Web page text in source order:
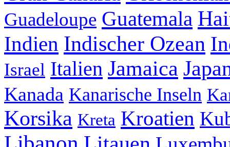
Guadeloupe Guatemala
Indien Indischer Ozean
Israel Italien Jamaica
Kanada Kanarische Inseln
Korsika Kreta Kroatien